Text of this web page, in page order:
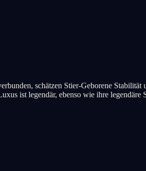
schätzen Stier-Geborene
ist legendär, ebenso wie ihre legendäre